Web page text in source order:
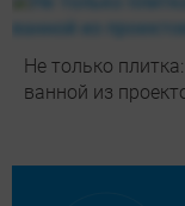
Не только
ванной из